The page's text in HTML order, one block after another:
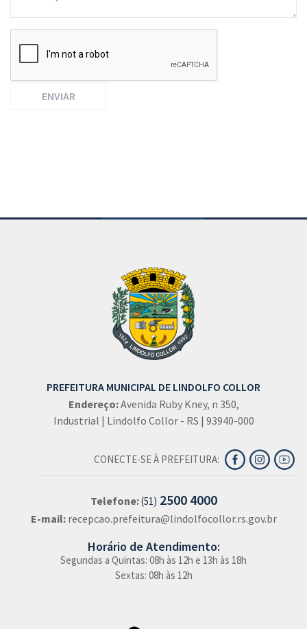
ENVIAR
PREFEITURA MUNICIPAL DE LINDOLFO COLLOR
Endereço:Avenida Ruby Kney, n 350,
Industrial | Lindolfo Collor - RS | 93940-000
CONECTE-SE À PREFEITURA:
Telefone:(51) 2500 4000
E-mail: recepcao.prefeitura@lindolfocollor.rs.gov.br
Horário de Atendimento:
Segundas a Quintas: 08h às 12h e 13h às 18h
Sextas: 08h às 12h